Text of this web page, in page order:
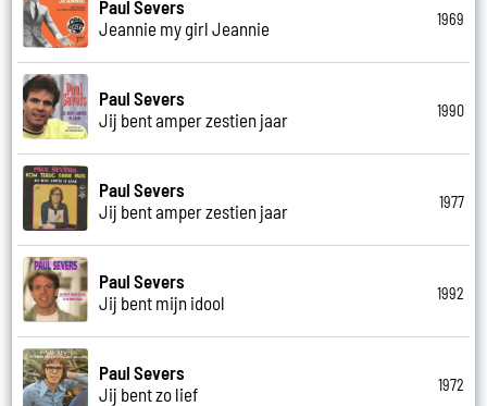
Paul Severs
Jeannie my girl Jeannie
1969
Paul Severs
Jij bent amper zestien jaar
1990
Paul Severs
Jij bent amper zestien jaar
1977
Paul Severs
Jij bent mijn idool
1992
Paul Severs
Jij bent zo lief
1972